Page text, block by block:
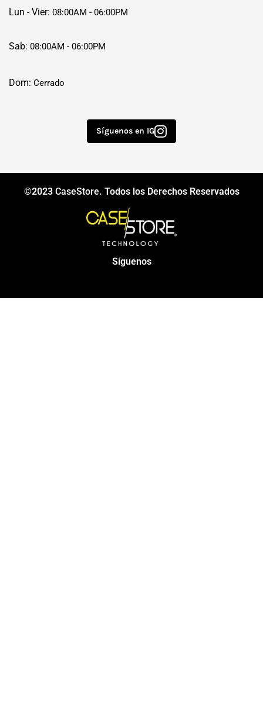
Lun - Vier: 08:00AM - 06:00PM
Sab: 08:00AM - 06:00PM
Dom: Cerrado
Síguenos en IG
©2023 CaseStore. Todos los Derechos Reservados
Síguenos